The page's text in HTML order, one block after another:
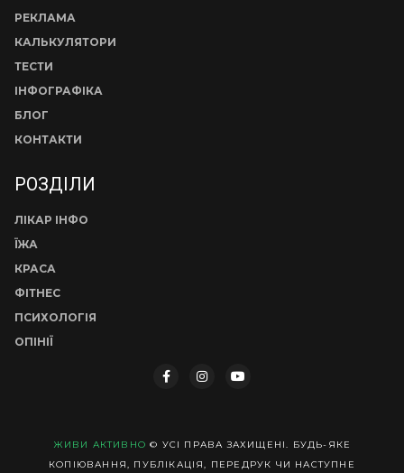
РЕКЛАМА
КАЛЬКУЛЯТОРИ
ТЕСТИ
ІНФОГРАФІКА
БЛОГ
КОНТАКТИ
РОЗДІЛИ
ЛІКАР ІНФО
ЇЖА
КРАСА
ФІТНЕС
ПСИХОЛОГІЯ
ОПІНІЇ
ЖИВИ АКТИВНО © УСІ ПРАВА ЗАХИЩЕНІ. БУДЬ-ЯКЕ
КОПІЮВАННЯ, ПУБЛІКАЦІЯ, ПЕРЕДРУК ЧИ НАСТУПНЕ